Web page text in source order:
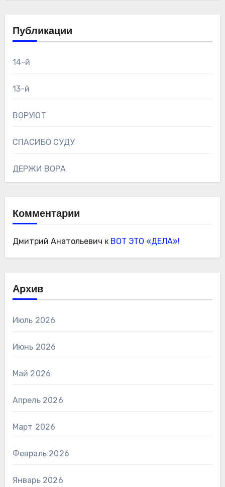
Публикации
14-й
13-й
ВОРУЮТ
СПАСИБО СУДУ
ДЕРЖИ ВОРА
Комментарии
Дмитрий Анатольевич к ВОТ ЭТО «ДЕЛА»!
Архив
Июль 2026
Июнь 2026
Май 2026
Апрель 2026
Март 2026
Февраль 2026
Январь 2026